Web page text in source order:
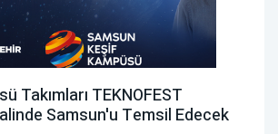
Takımları TEKNOFEST
Samsun'u Temsil Edecek